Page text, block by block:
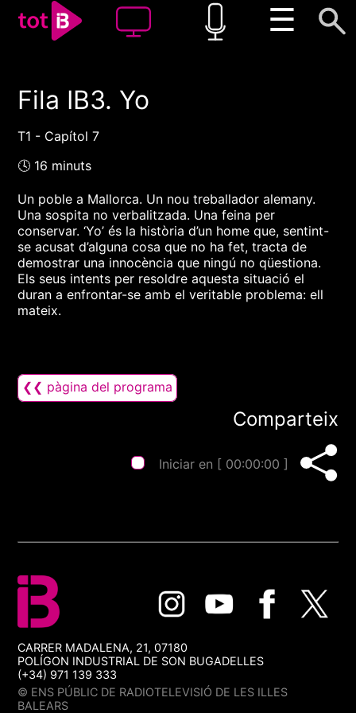
☰
00:00 00:00
Fila IB3. Yo
T1 - Capítol 7
🕓 16 minuts
Un poble a Mallorca. Un nou treballador alemany.
Una sospita no verbalitzada. Una feina per
conservar. ‘Yo’ és la història d’un home que, sentint-
se acusat d’alguna cosa que no ha fet, tracta de
demostrar una innocència que ningú no qüestiona.
Els seus intents per resoldre aquesta situació el
duran a enfrontar-se amb el veritable problema: ell
mateix.
❮❮ pàgina del programa
Comparteix
Iniciar en [ 00:00:00 ]
CARRER MADALENA, 21, 07180
POLÍGON INDUSTRIAL DE SON BUGADELLES
(+34) 971 139 333
© ENS PÚBLIC DE RADIOTELEVISIÓ DE LES ILLES
BALEARS